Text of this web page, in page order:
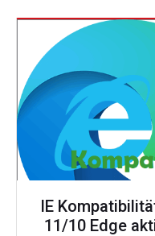
IE
11/10 Edge